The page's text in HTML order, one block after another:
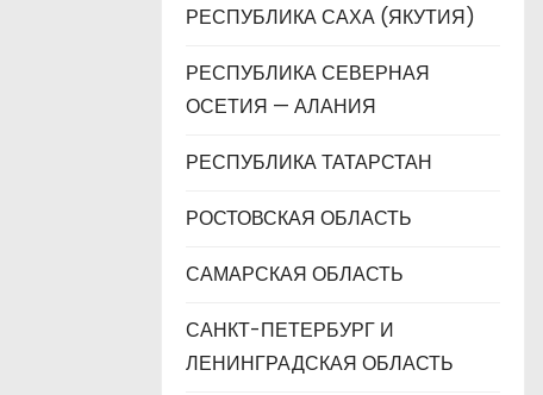
РЕСПУБЛИКА САХА (ЯКУТИЯ)
РЕСПУБЛИКА СЕВЕРНАЯ
ОСЕТИЯ — АЛАНИЯ
РЕСПУБЛИКА ТАТАРСТАН
РОСТОВСКАЯ ОБЛАСТЬ
САМАРСКАЯ ОБЛАСТЬ
САНКТ-ПЕТЕРБУРГ И
ЛЕНИНГРАДСКАЯ ОБЛАСТЬ